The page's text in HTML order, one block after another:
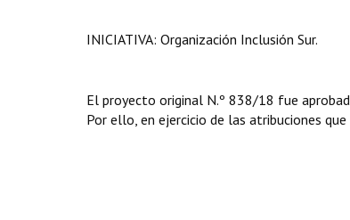
INICIATIVA: Organización Inclusión Sur.
El proyecto original N.º 838/18 fue
Por ello, en ejercicio de las atribuciones